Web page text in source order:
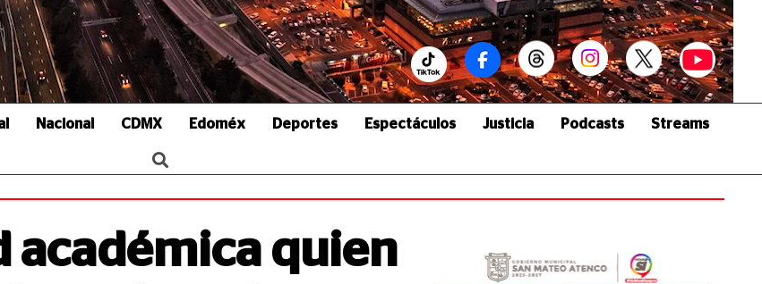
Nacional CDMX Edoméx Deportes Espectáculos Justicia Podcasts Streams
académica quien